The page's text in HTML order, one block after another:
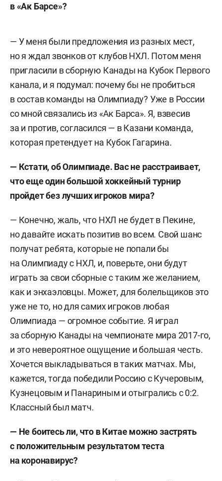
в «Ак Барсе»?
— У меня были предложения из разных мест,
но я ждал звонков от клубов НХЛ. Потом меня
пригласили в сборную Канады на Кубок Первого
канала, и я подумал: почему бы не пробиться
в состав команды на Олимпиаду? Уже в России
со мной связались из «Ак Барса». Я, взвесив
за и против, согласился — в Казани команда,
которая претендует на Кубок Гагарина.
— Кстати, об Олимпиаде. Вас не расстраивает,
что еще один большой хоккейный турнир
пройдет без лучших игроков мира?
— Конечно, жаль, что НХЛ не будет в Пекине,
но давайте искать позитив во всем. Свой шанс
получат ребята, которые не попали бы
на Олимпиаду с НХЛ, и, поверьте, они будут
играть за свои сборные с таким же желанием,
как и энхаэловцы. Может, для болельщиков это
уже не то, но для самих игроков любая
Олимпиада — огромное событие. Я играл
за сборную Канады на чемпионате мира 2017-го,
и это невероятное ощущение и большая честь.
Хочется выкладываться в таких матчах. Мы,
кажется, тогда победили Россию с Кучеровым,
Кузнецовым и Панариным и отыгрались с 0:2.
Классный был матч.
— Не боитесь ли, что в Китае можно застрять
с положительным результатом теста
на коронавирус?